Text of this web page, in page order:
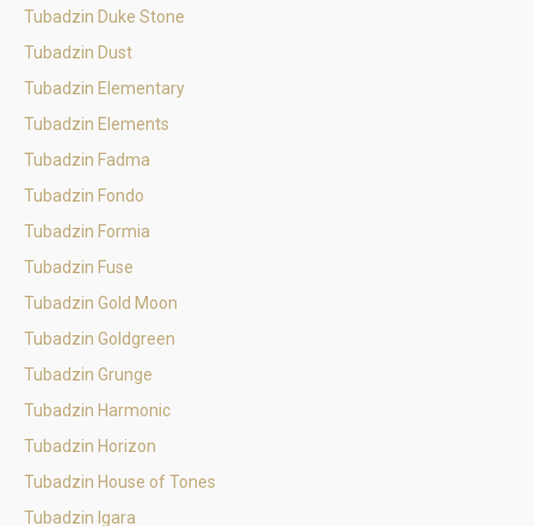
Tubadzin Duke Stone
Tubadzin Dust
Tubadzin Elementary
Tubadzin Elements
Tubadzin Fadma
Tubadzin Fondo
Tubadzin Formia
Tubadzin Fuse
Tubadzin Gold Moon
Tubadzin Goldgreen
Tubadzin Grunge
Tubadzin Harmonic
Tubadzin Horizon
Tubadzin House of Tones
Tubadzin Igara